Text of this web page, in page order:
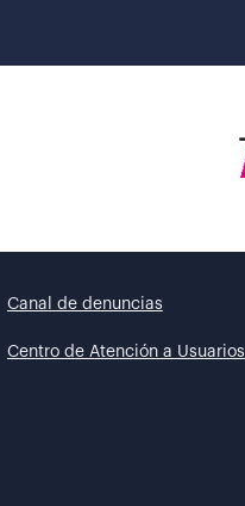
Canal de denuncias
Centro de Atención a Usuarios